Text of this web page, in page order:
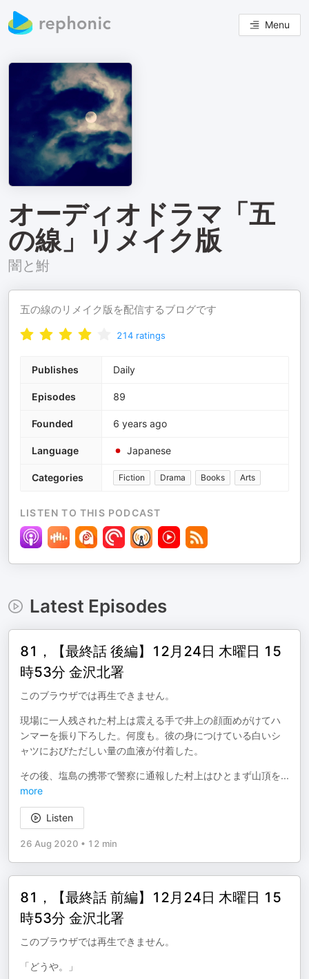
Menu
オーディオドラマ「五
の線」リメイク版
闇と鮒
五の線のリメイク版を配信するブログです
214 ratings
Publishes Daily
Episodes 89
Founded 6 years ago
Language Japanese
Categories Fiction Drama Books Arts
LISTEN TO THIS PODCAST
Latest Episodes
81，【最終話 後編】12月24日 木曜日 15
時53分 金沢北署
このブラウザでは再生できません。
現場に一人残された村上は震える手で井上の顔面めがけてハ
ンマーを振り下ろした。何度も。彼の身につけている白いシ
ャツにおびただしい量の血液が付着した。
その後、塩島の携帯で警察に通報した村上はひとまず山頂を...
more
Listen
26 Aug 2020 • 12 min
81，【最終話 前編】12月24日 木曜日 15
時53分 金沢北署
このブラウザでは再生できません。
「どうや。」